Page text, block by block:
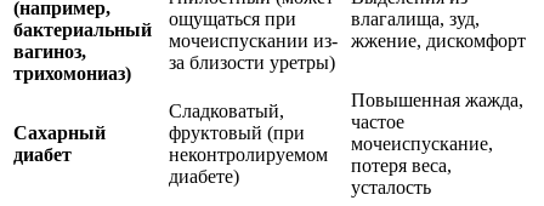
(например,
бактериальный
вагиноз,
трихомониаз)
ощущаться при
мочеиспускании из-
за близости уретры)
влагалища, зуд,
жжение, дискомфорт
Сахарный
диабет
Сладковатый,
фруктовый (при
неконтролируемом
диабете)
Повышенная жажда,
частое
мочеиспускание,
потеря веса,
усталость